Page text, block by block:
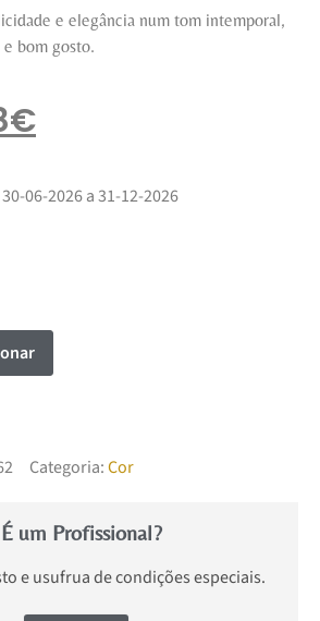
e elegância num tom intemporal,
bom gosto.
€
06-2026 a 31-12-2026
Categoria:Cor
É um Profissional?
e usufrua de condições especiais.